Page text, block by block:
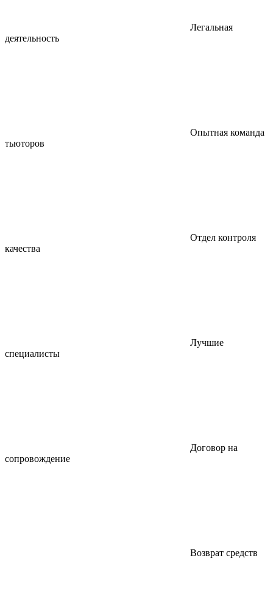
Легальная
деятельность
Опытная команда
тьюторов
Отдел контроля
качества
Лучшие
специалисты
Договор на
сопровождение
Возврат средств